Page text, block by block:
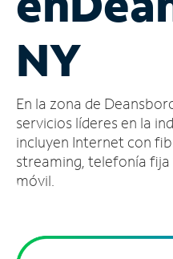
cuenta
Encuentra
tienda
NY
En la zona de
servicios líderes en la
incluyen Internet con
streaming, telefonía
móvil.